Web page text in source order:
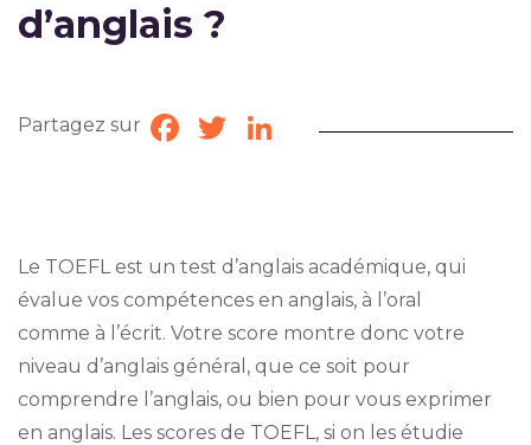
d’anglais ?
Partagez sur Facebook
TwitterLinkedIn
Le TOEFL est un test d’anglais académique, qui
évalue vos compétences en anglais, à l’oral
comme à l’écrit. Votre score montre donc votre
niveau d’anglais général, que ce soit pour
comprendre l’anglais, ou bien pour vous exprimer
en anglais. Les scores de TOEFL, si on les étudie